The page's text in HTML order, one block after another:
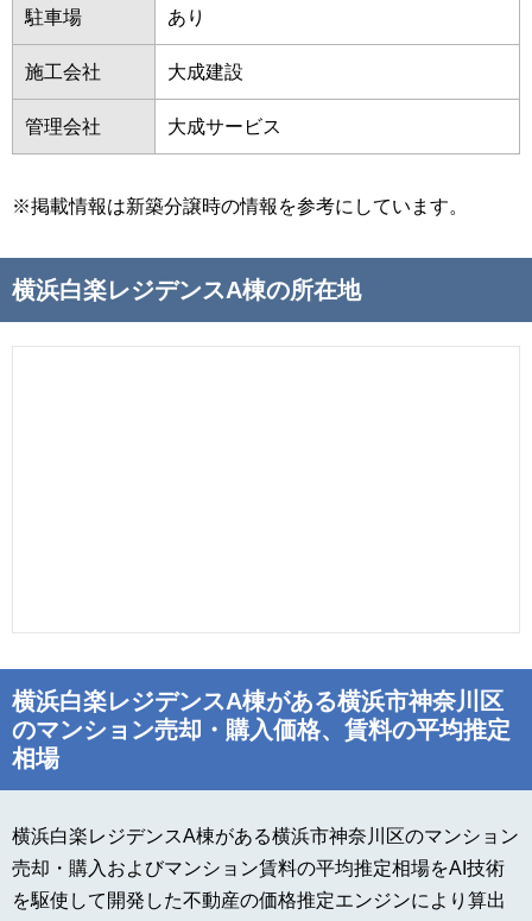
駐車場 あり
施工会社 大成建設
管理会社 大成サービス
※掲載情報は新築分譲時の情報を参考にしています。
横浜白楽レジデンスA棟の所在地
横浜白楽レジデンスA棟がある横浜市神奈川区
のマンション売却・購入価格、賃料の平均推定
相場
横浜白楽レジデンスA棟がある横浜市神奈川区のマンション
売却・購入およびマンション賃料の平均推定相場をAI技術
を駆使して開発した不動産の価格推定エンジンにより算出